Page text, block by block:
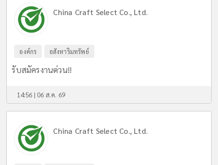
China Craft Select Co., Ltd.
องค์กร อสังหาริมทรัพย์
รับสมัครงานด่วน!!
14:56 | 06 ส.ค. 69
China Craft Select Co., Ltd.